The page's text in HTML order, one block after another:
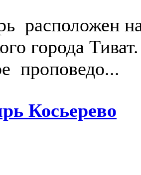
расположен
города
проповедо...
Косьерево